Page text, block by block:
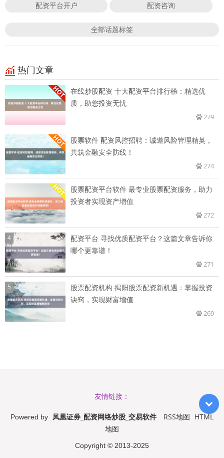
配资平台开户 配资咨询
全部话题标签
热门文章
在线炒股配资 十大配资平台排行榜：精选优
质，助您投资无忧
279
股票软件 配资风控招聘：诚邀风险管理精英，
共筑金融安全防线！
274
股票配资平台软件 最专业股票配资服务，助力
投资者实现资产增值
272
4
配资平台 寻找优质配资平台？这篇文章告诉你
哪个更靠谱！
271
5
股票配资机构 揭阳股票配资新机遇：掌握投资
诀窍，实现财富增值
269
友情链接：
Powered by 凤凰证券_配资网络炒股_交易软件 RSS地图 HTML
地图
Copyright © 2013-2025